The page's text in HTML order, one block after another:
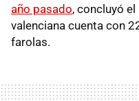
año pasado, concluyó
valenciana cuenta con
farolas.